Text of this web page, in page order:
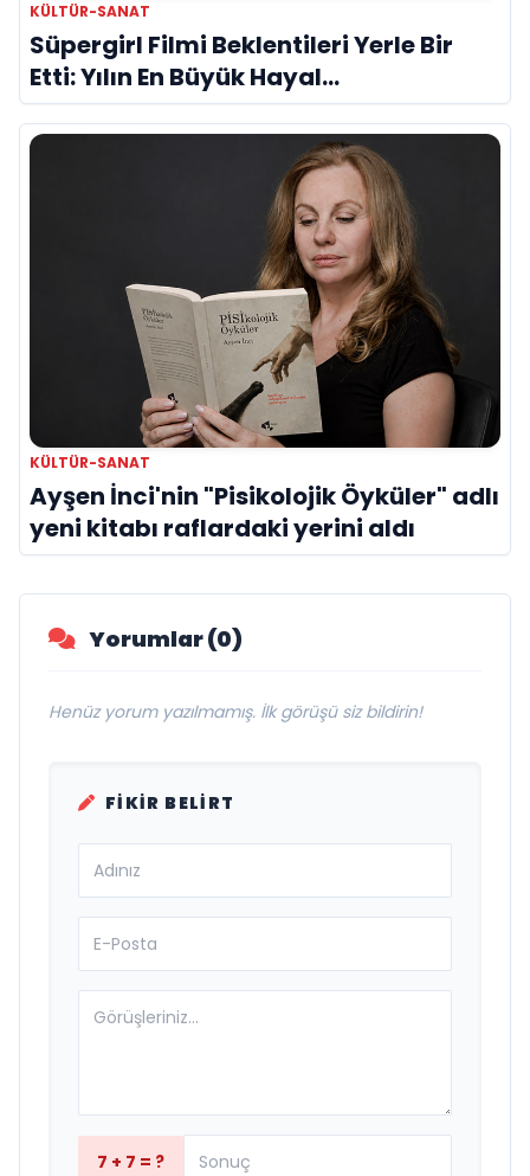
KÜLTÜR-SANAT
Süpergirl Filmi Beklentileri Yerle Bir
Etti: Yılın En Büyük Hayal
Kırıklıklarından Biri mi?
KÜLTÜR-SANAT
Ayşen İnci'nin "Pisikolojik Öyküler" adlı
yeni kitabı raflardaki yerini aldı
Yorumlar (0)
Henüz yorum yazılmamış. İlk görüşü siz bildirin!
FIKIR BELIRT
7 + 7 = ?